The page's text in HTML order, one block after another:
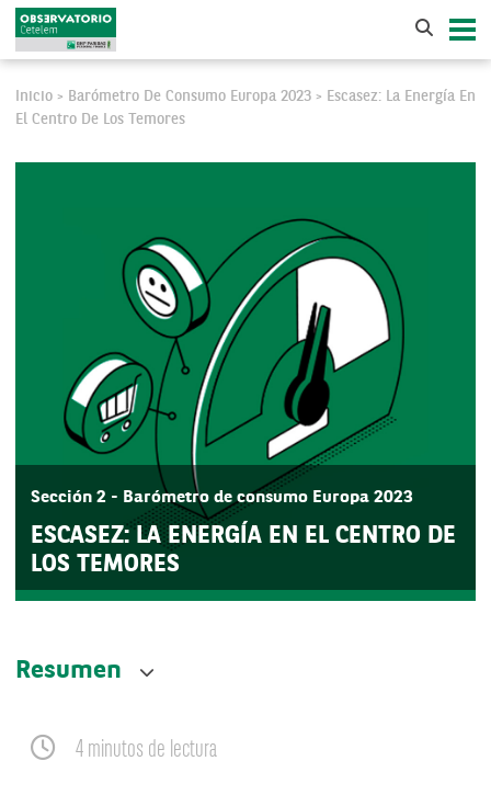
Inicio > Barómetro De Consumo Europa 2023 >
Escasez: La Energía En
El Centro De Los Temores
Sección 2 - Barómetro de consumo Europa 2023
ESCASEZ: LA ENERGÍA EN EL CENTRO DE
LOS TEMORES
4 minutos de lectura
Resumen